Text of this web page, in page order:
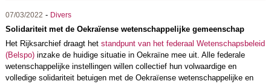
07/03/2022 - Divers
Solidariteit met de Oekraïense wetenschappelijke gemeenschap
Het Rijksarchief draagt het standpunt van het federaal Wetenschapsbeleid
(Belspo)inzake de huidige situatie in Oekraïne mee uit. Alle federale
wetenschappelijke instellingen willen collectief hun volwaardige en
volledige solidariteit betuigen met de Oekraïense wetenschappelijke en